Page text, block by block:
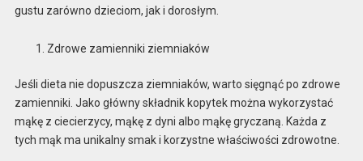
gustu zarówno dzieciom, jak i dorosłym.
Zdrowe zamienniki ziemniaków
Jeśli dieta nie dopuszcza ziemniaków, warto sięgnąć po zdrowe
zamienniki. Jako główny składnik kopytek można wykorzystać
mąkę z ciecierzycy, mąkę z dyni albo mąkę gryczaną. Każda z
tych mąk ma unikalny smak i korzystne właściwości zdrowotne.